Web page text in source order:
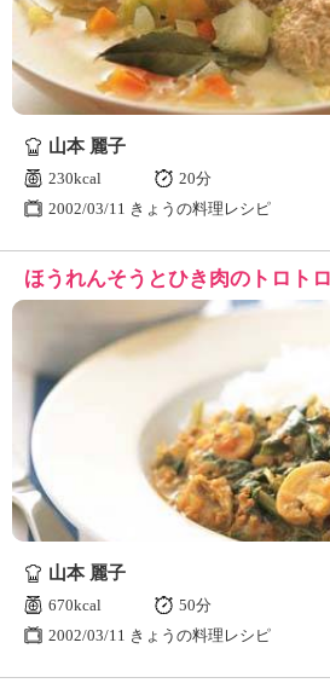
山本 麗子
230kcal
20分
2002/03/11 きょうの料理レシピ
ほうれんそうとひき肉のトロト
山本 麗子
670kcal
50分
2002/03/11 きょうの料理レシピ